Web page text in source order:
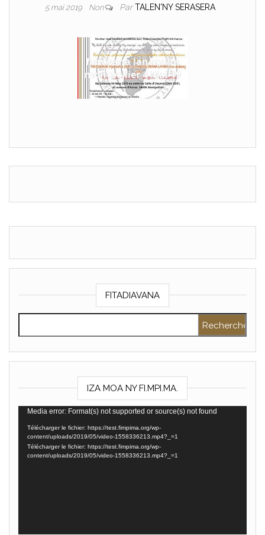
5 mai 2019 Non ParTALEN'NY SERASERA
fanasana lanonana
montpellier 4 Mai 19
FITADIAVANA
IZA MOA NY FI.MPI.MA.
Lecteur
vidéo
Media error: Format(s) not supported or source(s) not found
Télécharger le fichier: https://test.fimpima.org/wp-
content/uploads/2019/05/video-1558336213.mp4?_=1
Télécharger le fichier: https://test.fimpima.org/wp-
content/uploads/2019/05/video-1558336213.mp4?_=1